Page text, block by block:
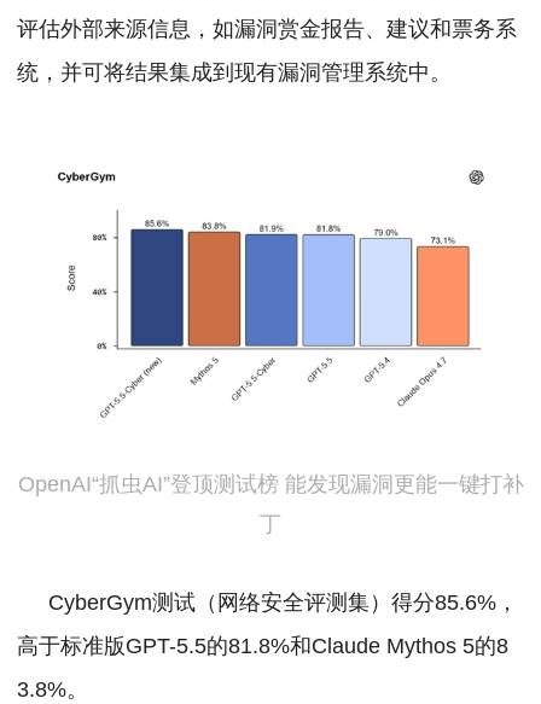
评估外部来源信息，如漏洞赏金报告、建议和票务系
统，并可将结果集成到现有漏洞管理系统中。
OpenAI“抓虫AI”登顶测试榜 能发现漏洞更能一键打补
丁
CyberGym测试（网络安全评测集）得分85.6%，
高于标准版GPT-5.5的81.8%和Claude Mythos 5的8
3.8%。